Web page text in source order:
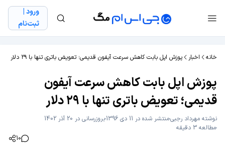
ورود |
ثبت‌نام
خانه اخبار پوزش اپل بابت کاهش سرعت آیفون قدیمی؛ تعویض باتری تنها با ۲۹ دلار
پوزش اپل بابت کاهش سرعت آیفون
قدیمی؛ تعویض باتری تنها با ۲۹ دلار
نوشته مهرداد رجبیمنتشر شده در 11 دی 1396
بروزرسانی در 20 آذر 1402
مطالعه 3 دقیقه
10